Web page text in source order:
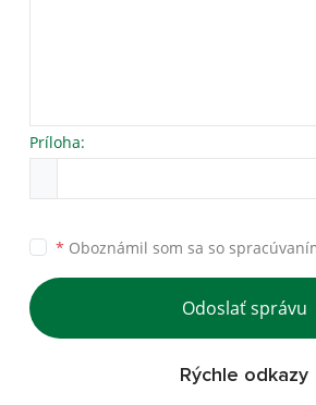
Príloha:
* Oboznámil som sa so
Odoslať správu
Rýchle odkazy